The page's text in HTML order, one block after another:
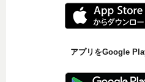
アプリをGoogle